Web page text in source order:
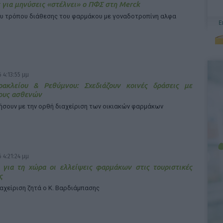
για μηνύσεις «στέλνει» ο ΠΦΣ στη Merck
τρόπου διάθεσης του φαρμάκου με γοναδοτροπίνη αλφα
μμ
& Ρεθύμνου: Σχεδιάζουν κοινές δράσεις με
ασθενών
με την ορθή διαχείριση των οικιακών φαρμάκων
μμ
τη χώρα οι ελλείψεις φαρμάκων στις τουριστικές
ζητά ο Κ. Βαρδιάμπασης